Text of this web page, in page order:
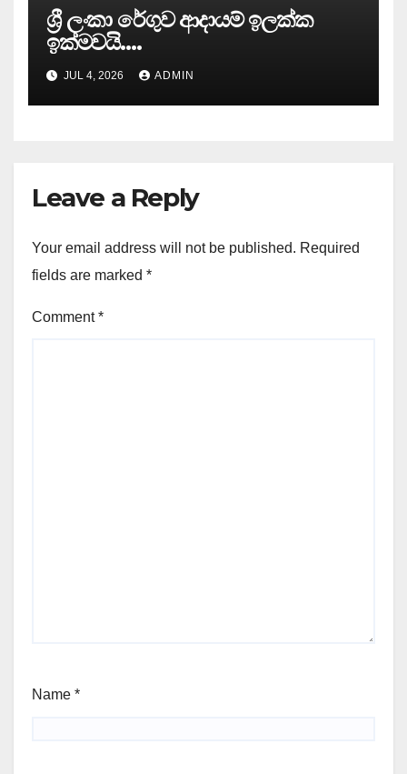
ශ්‍රී ලංකා රේගුව ආදායම් ඉලක්ක
ඉක්මවයි….
JUL 4, 2026 ADMIN
Leave a Reply
Your email address will not be published. Required
fields are marked *
Comment*
Name *